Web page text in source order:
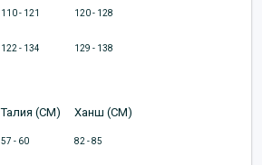
110 - 121 120 - 128
122 - 134 129 - 138
Талия (CM) Ханш (CM)
57 - 60 82 - 85